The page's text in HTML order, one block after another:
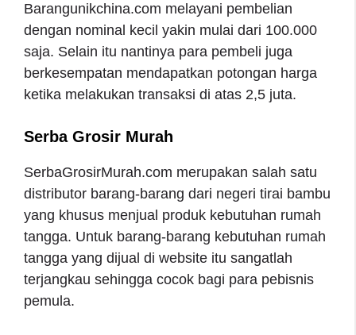
Barangunikchina.com melayani pembelian
dengan nominal kecil yakin mulai dari 100.000
saja. Selain itu nantinya para pembeli juga
berkesempatan mendapatkan potongan harga
ketika melakukan transaksi di atas 2,5 juta.
Serba Grosir Murah
SerbaGrosirMurah.com merupakan salah satu
distributor barang-barang dari negeri tirai bambu
yang khusus menjual produk kebutuhan rumah
tangga. Untuk barang-barang kebutuhan rumah
tangga yang dijual di website itu sangatlah
terjangkau sehingga cocok bagi para pebisnis
pemula.